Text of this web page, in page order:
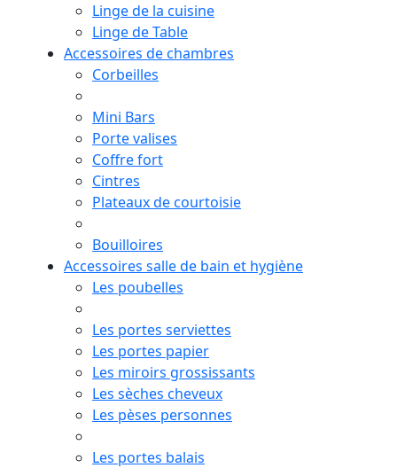
Linge de la cuisine
Linge de Table
Accessoires de chambres
Corbeilles
Mini Bars
Porte valises
Coffre fort
Cintres
Plateaux de courtoisie
Bouilloires
Accessoires salle de bain et hygiène
Les poubelles
Les portes serviettes
Les portes papier
Les miroirs grossissants
Les sèches cheveux
Les pèses personnes
Les portes balais